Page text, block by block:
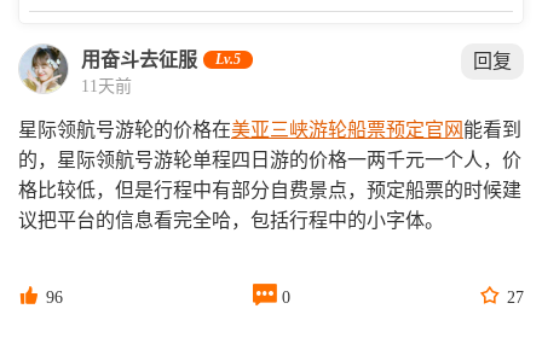
用奋斗去征服 Lv.5
11天前
回复
星际领航号游轮的价格在美亚三峡游轮船票预定官网 能看到
的，星际领航号游轮单程四日游的价格一两千元一个人，价
格比较低，但是行程中有部分自费景点，预定船票的时候建
议把平台的信息看完全哈，包括行程中的小字体。
 96  0  27